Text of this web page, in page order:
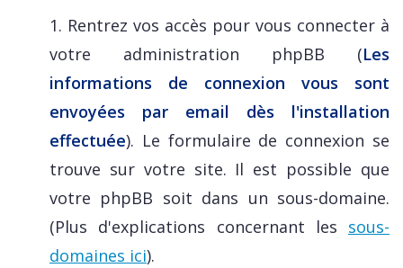
1. Rentrez vos accès pour vous connecter à
votre administration phpBB (Les
informations de connexion vous sont
envoyées par email dès l'installation
effectuée). Le formulaire de connexion se
trouve sur votre site. Il est possible que
votre phpBB soit dans un sous-domaine.
(Plus d'explications concernant les sous-
domaines ici).